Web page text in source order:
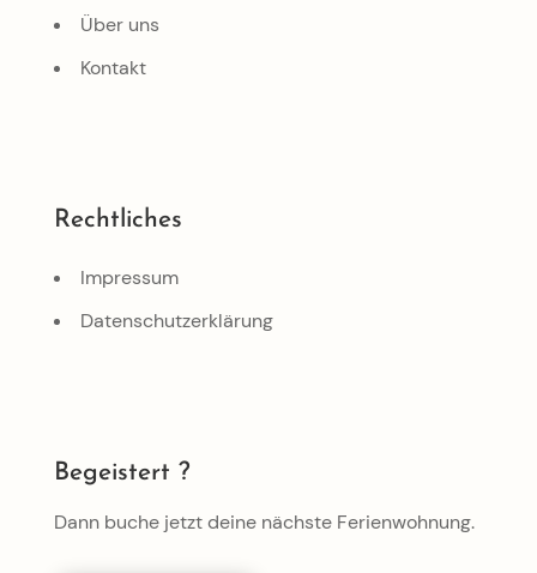
Über uns
Kontakt
Rechtliches
Impressum
Datenschutzerklärung
Begeistert ?
Dann buche jetzt deine nächste Ferienwohnung.